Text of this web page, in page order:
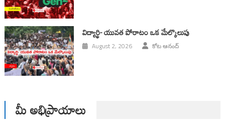
విద్యార్థి- యువత పోరాటం ఒక మేల్కొలుపు
August 2, 2026 కోట ఆనంద్
మీ అభిప్రాయాలు